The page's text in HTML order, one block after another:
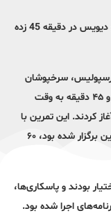
گل دوم بایرن مونیخ به آگسبورگ توسط آلفونسو دیویس در دقیقه 45 زده
سرخپوشان
ایران، تمرین نوبت دوم امروز خود را از ساعت ۱۶ و ۴۵ دقیقه به وقت
کردند. این تمرین با
توجه به این که در نوبت صبح هم یک جلسه تمرین برگزار شده بود، ۶۰
بودند و پاسکاری‌ها،
اجرا شده بود.